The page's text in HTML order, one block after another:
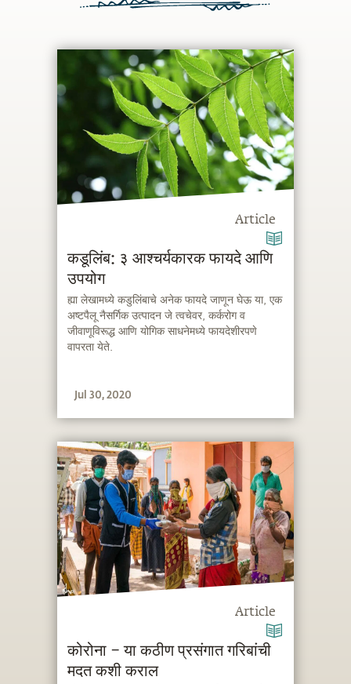
Article
कडूलिंब: ३ आश्चर्यकारक फायदे आणि
उपयोग
ह्या लेखामध्ये कडुलिंबाचे अनेक फायदे जाणून घेऊ या, एक
अष्टपैलू नैसर्गिक उत्पादन जे त्वचेवर, कर्करोग व
जीवाणूविरूद्ध आणि योगिक साधनेमध्ये फायदेशीरपणे
वापरता येते.
Jul 30, 2020
Article
कोरोना – या कठीण प्रसंगात गरिबांची
मदत कशी कराल